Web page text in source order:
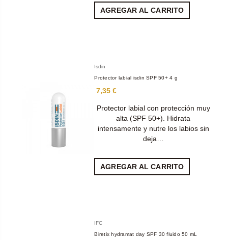
AGREGAR AL CARRITO
Isdin
Protector labial isdin SPF 50+ 4 g
7,35 €
Protector labial con protección muy
alta (SPF 50+). Hidrata
intensamente y nutre los labios sin
deja…
AGREGAR AL CARRITO
IFC
Biretix hydramat day SPF 30 fluido 50 mL